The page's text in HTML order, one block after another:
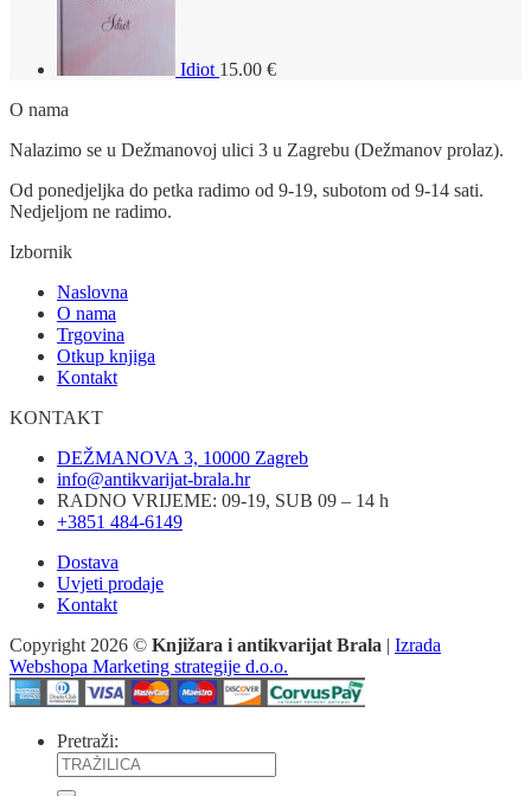
Idiot 15.00 €
O nama
Nalazimo se u Dežmanovoj ulici 3 u Zagrebu (Dežmanov prolaz).
Od ponedjeljka do petka radimo od 9-19, subotom od 9-14 sati.
Nedjeljom ne radimo.
Izbornik
Naslovna
O nama
Trgovina
Otkup knjiga
Kontakt
KONTAKT
DEŽMANOVA 3, 10000 Zagreb
info@antikvarijat-brala.hr
RADNO VRIJEME: 09-19, SUB 09 – 14 h
+3851 484-6149
Dostava
Uvjeti prodaje
Kontakt
Copyright 2026 © Knjižara i antikvarijat Brala | Izrada
Webshopa Marketing strategije d.o.o.
Pretraži: